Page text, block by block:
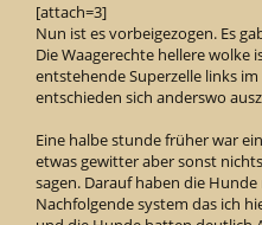
[attach=3]
Nun ist es vorbeigezogen. Es
Die Waagerechte hellere wolke
entstehende Superzelle links
entschieden sich anderswo
Eine halbe stunde früher war
etwas gewitter aber sonst
sagen. Darauf haben die
Nachfolgende system das ich